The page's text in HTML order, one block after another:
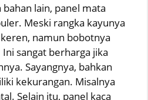
lain, panel mata
Meski rangka kayunya
namun bobotnya
sangat berharga jika
Sayangnya, bahkan
kekurangan. Misalnya
Selain itu, panel kaca